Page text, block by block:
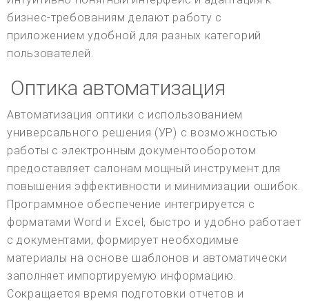
бизнес-требованиям делают работу с
приложением удобной для разных категорий
пользователей.
Оптика автоматизация
Автоматизация оптики с использованием
универсального решения (УР) с возможностью
работы с электронным документооборотом
предоставляет салонам мощный инструмент для
повышения эффективности и минимизации ошибок.
Программное обеспечение интегрируется с
форматами Word и Excel, быстро и удобно работает
с документами, формирует необходимые
материалы на основе шаблонов и автоматически
заполняет импортируемую информацию.
Сокращается время подготовки отчетов и